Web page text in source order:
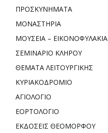
ΠΡΟΣΚΥΝΗΜΑΤΑ
ΜΟΝΑΣΤΗΡΙΑ
ΜΟΥΣΕΙΑ – ΕΙΚΟΝΟΦΥΛΑΚΙΑ
ΣΕΜΙΝΑΡΙΟ ΚΛΗΡΟΥ
ΘΕΜΑΤΑ ΛΕΙΤΟΥΡΓΙΚΗΣ
ΚΥΡΙΑΚΟΔΡΟΜΙΟ
ΑΓΙΟΛΟΓΙΟ
ΕΟΡΤΟΛΟΓΙΟ
ΕΚΔΟΣΕΙΣ ΘΕΟΜΟΡΦΟΥ